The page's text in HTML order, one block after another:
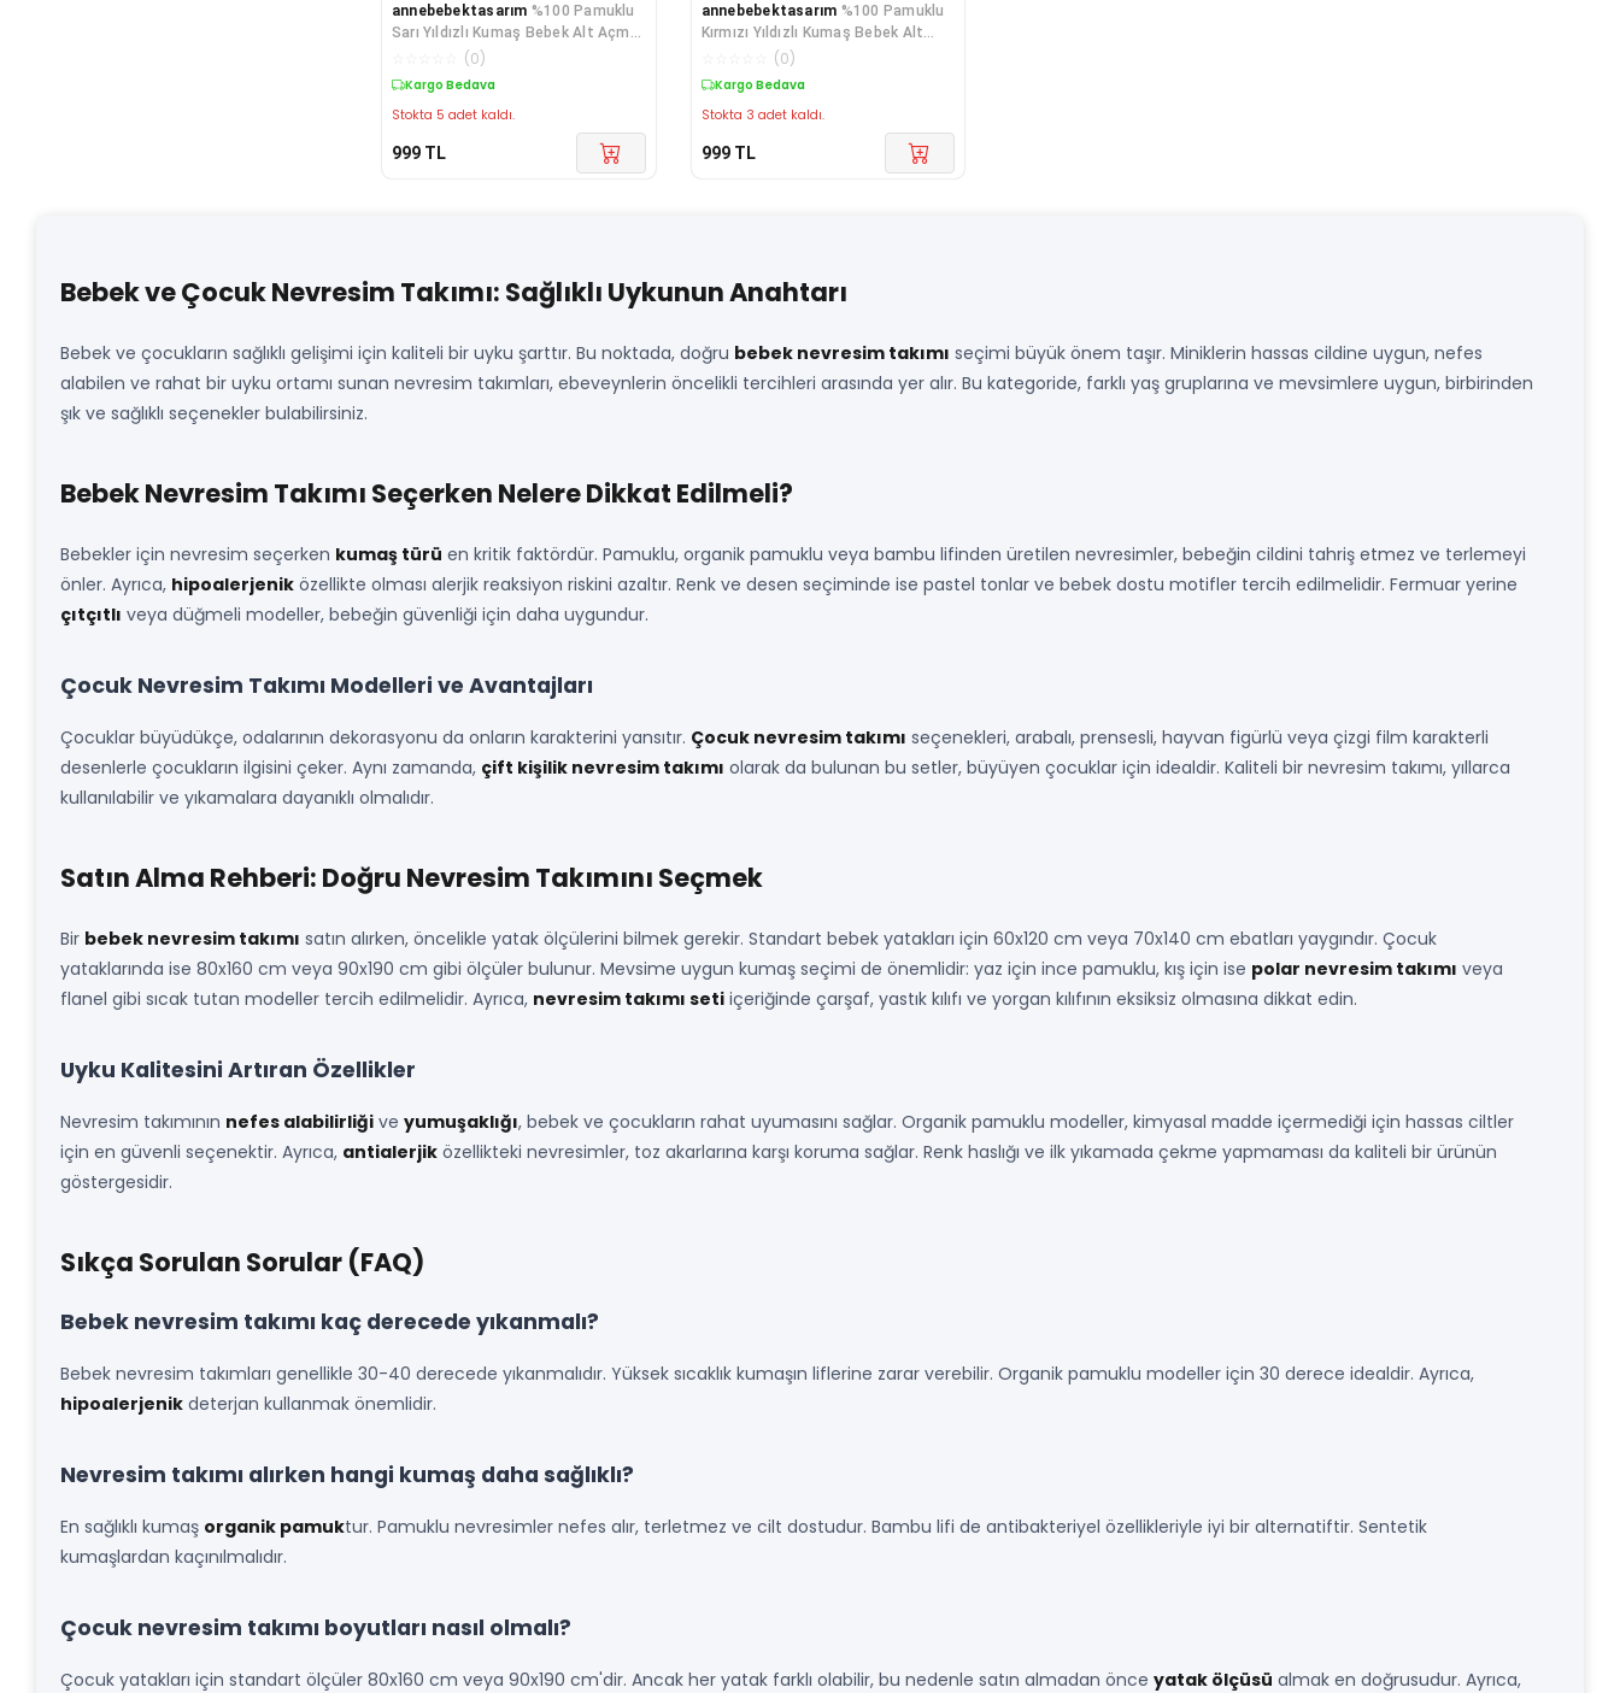
annebebektasarım %100 Pamuklu
Sarı Yıldızlı Kumaş Bebek Alt Açma
Minderi ve Beşik İçi Nevresim
Takımı
(0)
Kargo Bedava
Stokta 5 adet kaldı.
999 TL
annebebektasarım %100 Pamuklu
Kırmızı Yıldızlı Kumaş Bebek Alt
Açma Minderi Ve Beşik Içi Nevresim
Takımı
(0)
Kargo Bedava
Stokta 3 adet kaldı.
999 TL
Bebek ve Çocuk Nevresim Takımı: Sağlıklı Uykunun Anahtarı
Bebek ve çocukların sağlıklı gelişimi için kaliteli bir uyku şarttır. Bu noktada, doğru bebek nevresim takımı seçimi büyük önem taşır. Miniklerin hassas cildine uygun, nefes
alabilen ve rahat bir uyku ortamı sunan nevresim takımları, ebeveynlerin öncelikli tercihleri arasında yer alır. Bu kategoride, farklı yaş gruplarına ve mevsimlere uygun, birbirinden
şık ve sağlıklı seçenekler bulabilirsiniz.
Bebek Nevresim Takımı Seçerken Nelere Dikkat Edilmeli?
Bebekler için nevresim seçerken kumaş türü en kritik faktördür. Pamuklu, organik pamuklu veya bambu lifinden üretilen nevresimler, bebeğin cildini tahriş etmez ve terlemeyi
önler. Ayrıca, hipoalerjenik özellikte olması alerjik reaksiyon riskini azaltır. Renk ve desen seçiminde ise pastel tonlar ve bebek dostu motifler tercih edilmelidir. Fermuar yerine
çıtçıtlı veya düğmeli modeller, bebeğin güvenliği için daha uygundur.
Çocuk Nevresim Takımı Modelleri ve Avantajları
Çocuklar büyüdükçe, odalarının dekorasyonu da onların karakterini yansıtır. Çocuk nevresim takımı seçenekleri, arabalı, prensesli, hayvan figürlü veya çizgi film karakterli
desenlerle çocukların ilgisini çeker. Aynı zamanda, çift kişilik nevresim takımı olarak da bulunan bu setler, büyüyen çocuklar için idealdir. Kaliteli bir nevresim takımı, yıllarca
kullanılabilir ve yıkamalara dayanıklı olmalıdır.
Satın Alma Rehberi: Doğru Nevresim Takımını Seçmek
Bir bebek nevresim takımı satın alırken, öncelikle yatak ölçülerini bilmek gerekir. Standart bebek yatakları için 60x120 cm veya 70x140 cm ebatları yaygındır. Çocuk
yataklarında ise 80x160 cm veya 90x190 cm gibi ölçüler bulunur. Mevsime uygun kumaş seçimi de önemlidir: yaz için ince pamuklu, kış için ise polar nevresim takımı veya
flanel gibi sıcak tutan modeller tercih edilmelidir. Ayrıca, nevresim takımı seti içeriğinde çarşaf, yastık kılıfı ve yorgan kılıfının eksiksiz olmasına dikkat edin.
Uyku Kalitesini Artıran Özellikler
Nevresim takımının nefes alabilirliği ve yumuşaklığı, bebek ve çocukların rahat uyumasını sağlar. Organik pamuklu modeller, kimyasal madde içermediği için hassas ciltler
için en güvenli seçenektir. Ayrıca, antialerjik özellikteki nevresimler, toz akarlarına karşı koruma sağlar. Renk haslığı ve ilk yıkamada çekme yapmaması da kaliteli bir ürünün
göstergesidir.
Sıkça Sorulan Sorular (FAQ)
Bebek nevresim takımı kaç derecede yıkanmalı?
Bebek nevresim takımları genellikle 30-40 derecede yıkanmalıdır. Yüksek sıcaklık kumaşın liflerine zarar verebilir. Organik pamuklu modeller için 30 derece idealdir. Ayrıca,
hipoalerjenik deterjan kullanmak önemlidir.
Nevresim takımı alırken hangi kumaş daha sağlıklı?
En sağlıklı kumaş organik pamuktur. Pamuklu nevresimler nefes alır, terletmez ve cilt dostudur. Bambu lifi de antibakteriyel özellikleriyle iyi bir alternatiftir. Sentetik
kumaşlardan kaçınılmalıdır.
Çocuk nevresim takımı boyutları nasıl olmalı?
Çocuk yatakları için standart ölçüler 80x160 cm veya 90x190 cm'dir. Ancak her yatak farklı olabilir, bu nedenle satın almadan önce yatak ölçüsü almak en doğrusudur. Ayrıca,